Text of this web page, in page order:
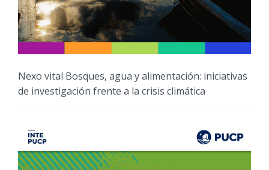
Nexo vital Bosques, agua y alimentación: iniciativas
de investigación frente a la crisis climática